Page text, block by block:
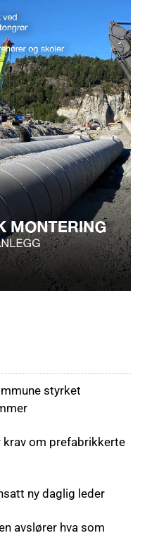
styrket
krav om prefabrikkerte
ny daglig leder
avslører hva som